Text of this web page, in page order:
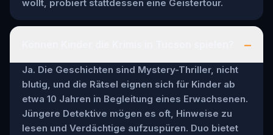
wollt, probiert stattdessen eine Geistertour.
–
Ja. Die Geschichten sind Mystery-Thriller, nicht
blutig, und die Rätsel eignen sich für Kinder ab
etwa 10 Jahren in Begleitung eines Erwachsenen.
Jüngere Detektive mögen es oft, Hinweise zu
lesen und Verdächtige aufzuspüren. Duo bietet